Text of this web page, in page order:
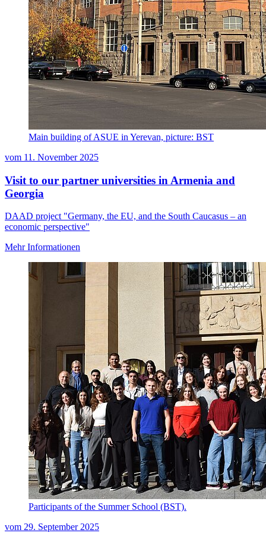
Main building of ASUE in Yerevan, picture: BST
vom 11. November 2025
Visit to our partner universities in Armenia and
Georgia
DAAD project "Germany, the EU, and the South Caucasus – an
economic perspective"
Mehr Informationen
Participants of the Summer School (BST).
vom 29. September 2025